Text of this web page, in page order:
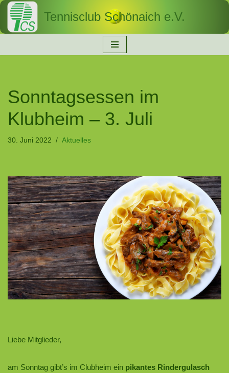
Zum
Tennisclub Schönaich e.V.
Sonntagsessen im
Klubheim – 3. Juli
30. Juni 2022 Aktuelles
Liebe Mitglieder,
am Sonntag gibt’s im Clubheim ein pikantes Rindergulasch